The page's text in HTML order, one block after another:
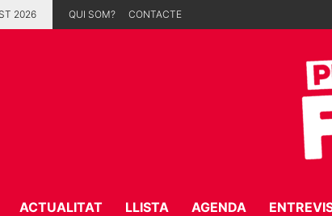
2026 QUI SOM? CONTACTE
ACTUALITAT LLISTA AGENDA